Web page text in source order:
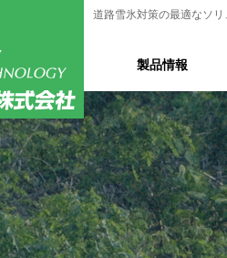
道路雪氷対策の最適なソ
製品情報